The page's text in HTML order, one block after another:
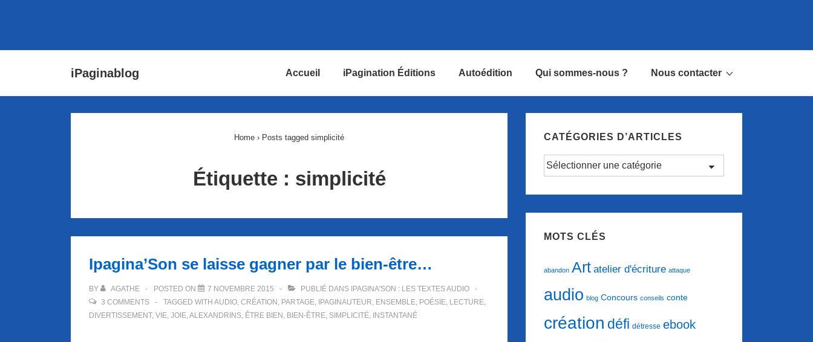
iPaginablog Accueil iPagination Éditions Autoédition Qui sommes-nous ? Nous contacter
Home › Posts tagged simplicité
Étiquette : simplicité
Ipagina’Son se laisse gagner par le bien-être…
BY AGATHE POSTED ON 7 NOVEMBRE 2015 PUBLIÉ DANS IPAGINA'SON : LES TEXTES AUDIO
3 COMMENTS
TAGGED WITH AUDIO, CRÉATION , PARTAGE, IPAGINAUTEUR, ENSEMBLE, POÉSIE, LECTURE,
DIVERTISSEMENT, VIE, JOIE,ALEXANDRINS, ÊTRE BIEN , BIEN-ÊTRE, SIMPLICITÉ, INSTANTANÉ
CATÉGORIES D’ARTICLES
Catégories
MOTS CLÉS
abandon Art atelier d'écriture attaque
audio blog Concours conseils conte
création défi détresse ebook